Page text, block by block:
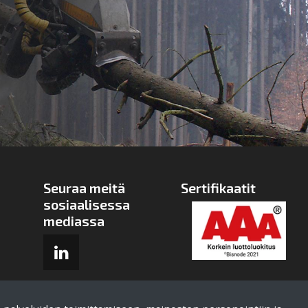
Seuraa meitä
sosiaalisessa
mediassa
Sertifikaatit